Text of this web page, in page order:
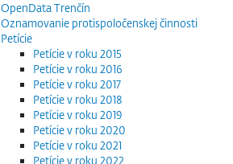
OpenData Trenčín
Oznamovanie protispoločenskej činnosti
Petície
Petície v roku 2015
Petície v roku 2016
Petície v roku 2017
Petície v roku 2018
Petície v roku 2019
Petície v roku 2020
Petície v roku 2021
Petície v roku 2022